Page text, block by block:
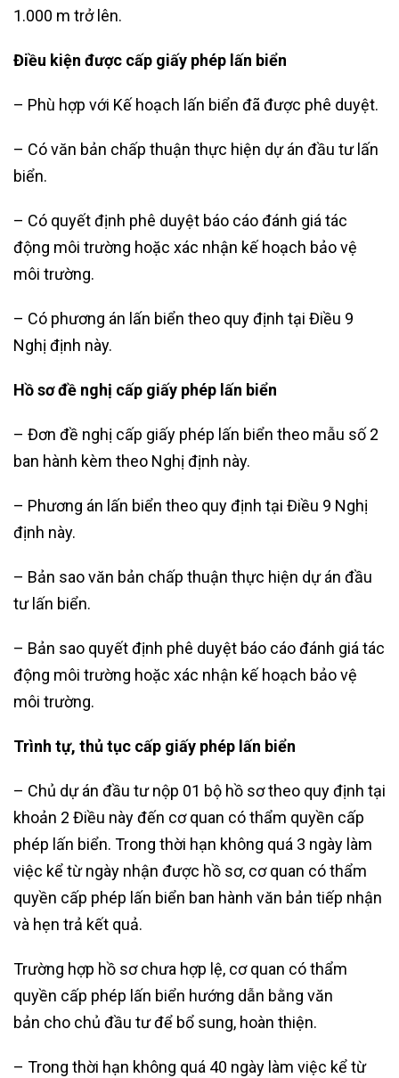
1.000 m trở lên.
Điều kiện được cấp giấy phép lấn biển
– Phù hợp với Kế hoạch lấn biển đã được phê duyệt.
– Có văn bản chấp thuận thực hiện dự án đầu tư lấn
biển.
– Có quyết định phê duyệt báo cáo đánh giá tác
động môi trường hoặc xác nhận kế hoạch bảo vệ
môi trường.
– Có phương án lấn biển theo quy định tại Điều 9
Nghị định này.
Hồ sơ đề nghị cấp giấy phép lấn biển
– Đơn đề nghị cấp giấy phép lấn biển theo mẫu số 2
ban hành kèm theo Nghị định này.
– Phương án lấn biển theo quy định tại Điều 9 Nghị
định này.
– Bản sao văn bản chấp thuận thực hiện dự án đầu
tư lấn biển.
– Bản sao quyết định phê duyệt báo cáo đánh giá tác
động môi trường hoặc xác nhận kế hoạch bảo vệ
môi trường.
Trình tự, thủ tục cấp giấy phép lấn biển
– Chủ dự án đầu tư nộp 01 bộ hồ sơ theo quy định tại
khoản 2 Điều này đến cơ quan có thẩm quyền cấp
phép lấn biển. Trong thời hạn không quá 3 ngày làm
việc kể từ ngày nhận được hồ sơ, cơ quan có thẩm
quyền cấp phép lấn biển ban hành văn bản tiếp nhận
và hẹn trả kết quả.
Trường hợp hồ sơ chưa hợp lệ, cơ quan có thẩm
quyền cấp phép lấn biển hướng dẫn bằng văn
bản cho chủ đầu tư để bổ sung, hoàn thiện.
– Trong thời hạn không quá 40 ngày làm việc kể từ